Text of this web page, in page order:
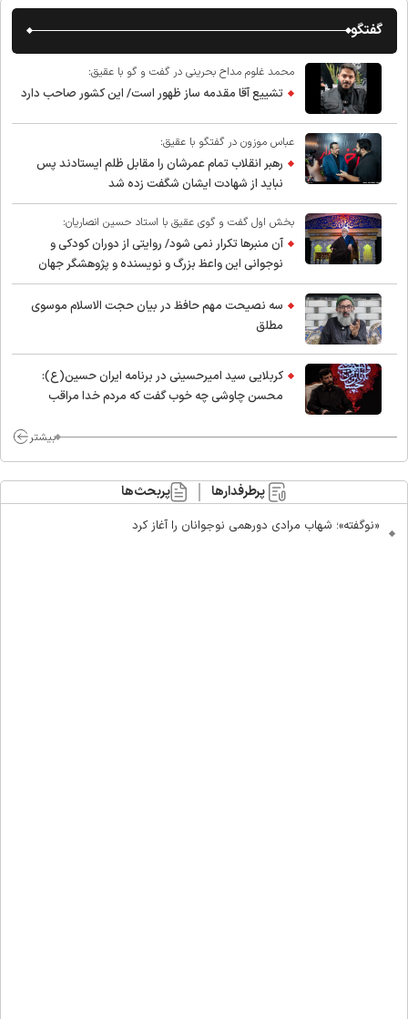
گفتگو
محمد غلوم مداح بحرینی در گفت و گو با عقیق:
تشییع آقا مقدمه ساز ظهور است/ این کشور صاحب دارد
عباس موزون در گفتگو با عقیق:
رهبر انقلاب تمام عمرشان را مقابل ظلم ایستادند پس
نباید از شهادت ایشان شگفت زده شد
بخش اول گفت و گوی عقیق با استاد حسین انصاریان:
آن منبرها تکرار نمی شود/ روایتی از دوران کودکی و
نوجوانی این واعظ بزرگ و نویسنده و پژوهشگر جهان
اسلام
سه نصیحت مهم حافظ در بیان حجت الاسلام موسوی
مطلق
کربلایی سید امیر‌حسینی در برنامه ایران حسین(ع):
محسن چاوشی چه خوب گفت که مردم خدا مراقب
بیشتر
پرطرفدارها پربحث‌ها
«نوگفته»؛ شهاب مرادی دورهمی نوجوانان را آغاز کرد